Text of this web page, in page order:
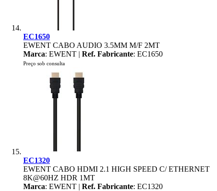
EC1650
EWENT CABO AUDIO 3.5MM M/F 2MT
Marca: EWENT | Ref. Fabricante: EC1650
Preço sob consulta
EC1320
EWENT CABO HDMI 2.1 HIGH SPEED C/ ETHERNET
8K@60HZ HDR 1MT
Marca: EWENT | Ref. Fabricante: EC1320